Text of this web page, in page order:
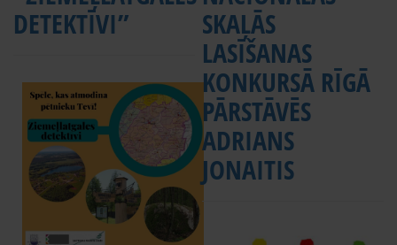
DETEKTĪVI”
SKAĻĀS
LASĪŠANAS
KONKURSĀ RĪGĀ
PĀRSTĀVĒS
ADRIANS
JONAITIS